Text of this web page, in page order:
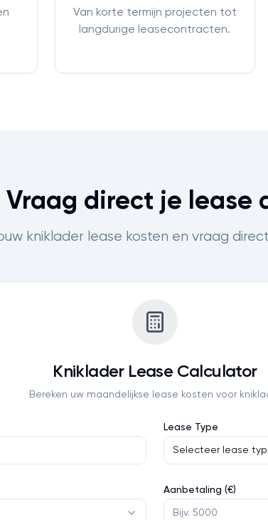
Van korte termijn projecten tot
langdurige leasecontracten.
Vraag direct je lease
kniklader lease kosten en vraag
KnikladerLease Calculator
Bereken uw maandelijkse lease kosten voor
Lease Type
Selecteer lease
Aanbetaling (€)